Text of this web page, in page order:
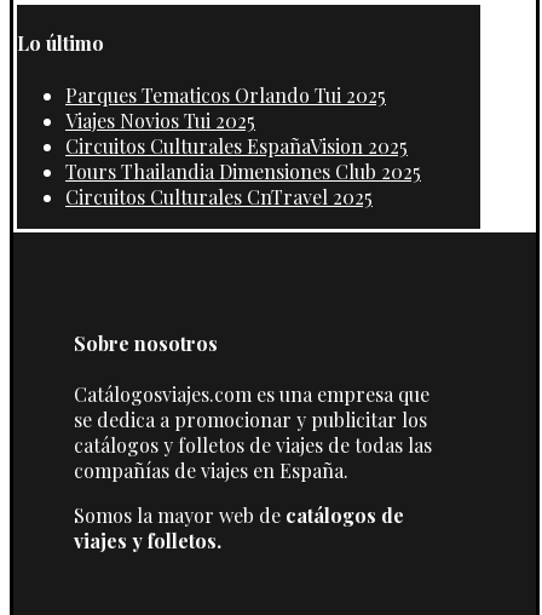
Lo último
Parques Tematicos Orlando Tui 2025
Viajes Novios Tui 2025
Circuitos Culturales EspañaVision 2025
Tours Thailandia Dimensiones Club 2025
Circuitos Culturales CnTravel 2025
Sobre nosotros
Catálogosviajes.com es una empresa que
se dedica a promocionar y publicitar los
catálogos y folletos de viajes de todas las
compañías de viajes en España.
Somos la mayor web de catálogos de
viajes y folletos.